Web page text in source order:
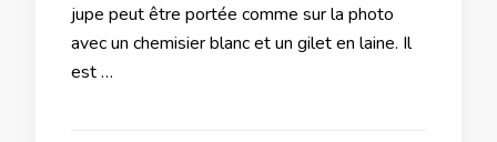
jupe peut être portée comme sur la photo
avec un chemisier blanc et un gilet en laine. Il
est …